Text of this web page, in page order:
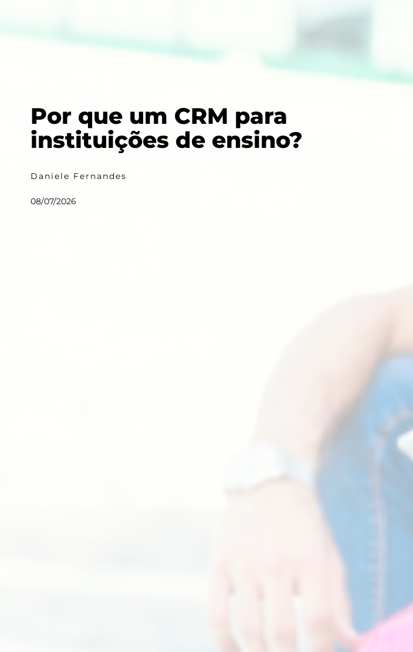
Por que um CRM para
instituições de ensino?
Daniele Fernandes
08/07/2026